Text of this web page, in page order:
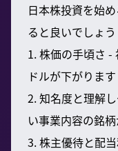
日本株投資を始
ると良いでしょう
1. 株価の手頃さ -
ドルが下がります
2. 知名度と理解
い事業内容の銘
3. 株主優待と配